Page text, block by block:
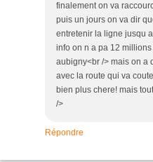
finalement on va
puis un jours on va dir
entretenir la ligne jusqu
info on n a pa 12
aubigny<br /> mais on a
avec la route qui va
bien plus chere! mais
/>
Répondre